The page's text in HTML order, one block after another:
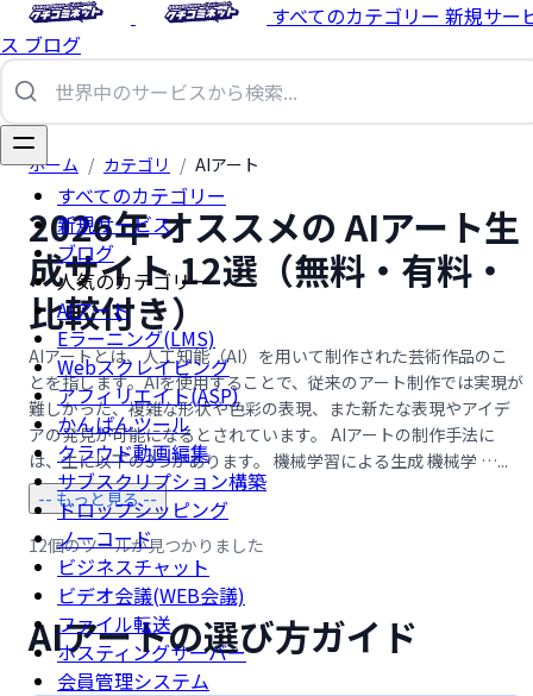
すべてのカテゴリー 新規サー
ス ブログ
すべてのカテゴリー
新規サービス
ブログ
人気のカテゴリー
AIアート
Eラーニング(LMS)
Webスクレイピング
アフィリエイト(ASP)
かんばんツール
クラウド動画編集
サブスクリプション構築
ドロップシッピング
ノーコード
ビジネスチャット
ビデオ会議(WEB会議)
ファイル転送
ホスティングサーバー
会員管理システム
ホーム / カテゴリ / AIアート
2026年 オススメの AIアート生
成サイト 12選（無料・有料・
比較付き）
AIアートとは、人工知能（AI）を用いて制作された芸術作品のこ
とを指します。AIを使用することで、従来のアート制作では実現が
難しかった、複雑な形状や色彩の表現、また新たな表現やアイデ
アの発見が可能になるとされています。 AIアートの制作手法に
は、主に以下の3つがあります。 機械学習による生成 機械学 …...
-- もっと見る --
12個のツールが見つかりました
AIアートの選び方ガイド